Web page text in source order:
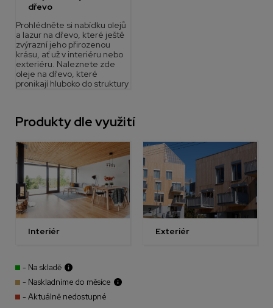
dřevo
Prohlédněte si nabídku olejů
a lazur na dřevo, které ještě
zvýrazní jeho přirozenou
krásu, ať už v interiéru nebo
exteriéru. Naleznete zde
oleje na dřevo, které
pronikají hluboko do struktury
Produkty dle využití
Interiér Exteriér
- Na skladě
- Naskladníme do měsíce
- Aktuálně nedostupné